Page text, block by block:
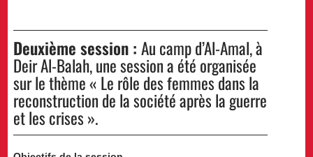
Deuxième session :Au camp d’Al-Amal, à
Deir Al-Balah, une session a été organisée
sur le thème « Le rôle des femmes dans la
reconstruction de la société après la guerre
et les crises ».